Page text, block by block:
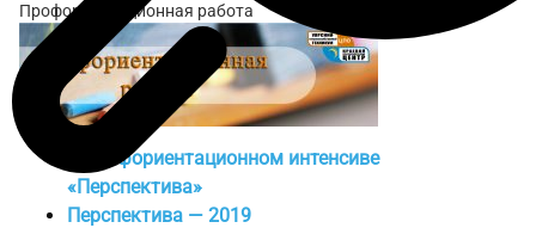
Профориентационная работа
О профориентационном интенсиве
«Перспектива»
Перспектива — 2019